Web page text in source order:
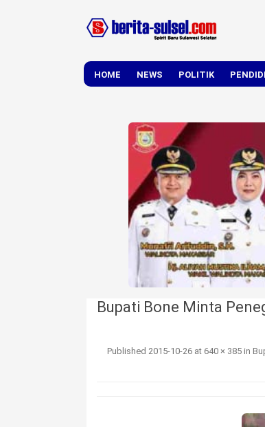
HOME NEWS POLITIK
Bupati Bone Minta
Published 2015-10-26 at 640 × 385 in